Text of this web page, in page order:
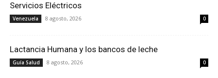
Servicios Eléctricos
Venezuela 8 agosto, 2026 0
Lactancia Humana y los bancos de leche
Guía Salud 8 agosto, 2026 0